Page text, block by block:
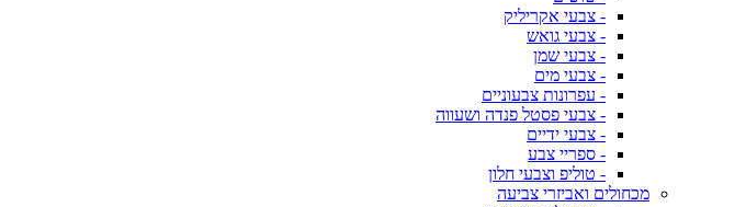
- צבעי אקריליק
- צבעי גואש
- צבעי שמן
- צבעי מים
- עפרונות צבעוניים
- צבעי פסטל פנדה ושעווה
- צבעי ידיים
- ספריי צבע
- טוליפ וצבעי חלון
מכחולים ואביזרי צביעה